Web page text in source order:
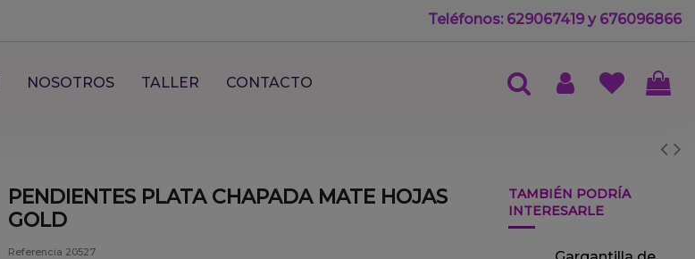
Teléfonos: 629067419 y 676096866
NOSOTROS TALLER CONTACTO
PENDIENTES PLATA CHAPADA MATE HOJAS
GOLD
Referencia 20527
TAMBIÉN PODRÍA
INTERESARLE